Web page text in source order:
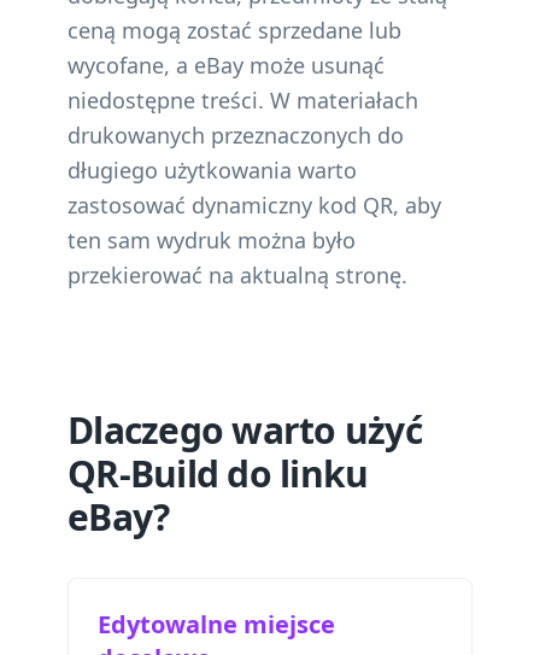
ceną mogą zostać sprzedane lub
wycofane, a eBay może usunąć
niedostępne treści. W materiałach
drukowanych przeznaczonych do
długiego użytkowania warto
zastosować dynamiczny kod QR, aby
ten sam wydruk można było
przekierować na aktualną stronę.
Dlaczego warto użyć
QR-Build do linku
eBay?
Edytowalne miejsce